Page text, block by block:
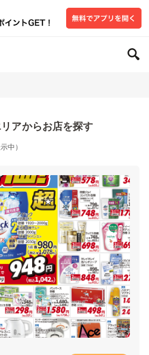
アからお店を探す
中）